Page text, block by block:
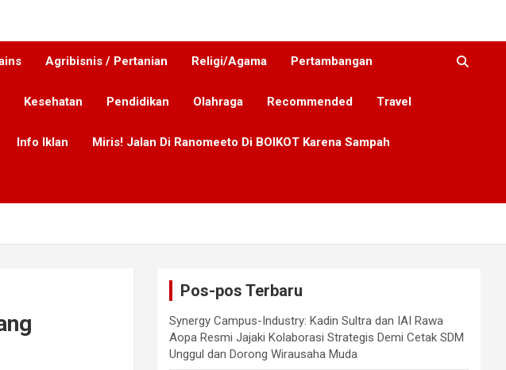
Agribisnis / Pertanian Religi/Agama Pertambangan
Kesehatan Pendidikan Olahraga Recommended Travel
Info Iklan Miris! Jalan Di Ranomeeto Di BOIKOT Karena Sampah
Pos-pos Terbaru
Synergy Campus-Industry: Kadin Sultra dan IAI Rawa
Aopa Resmi Jajaki Kolaborasi Strategis Demi Cetak SDM
Unggul dan Dorong Wirausaha Muda